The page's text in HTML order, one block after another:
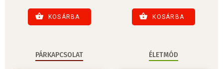
KOSÁRBA KOSÁRBA
PÁRKAPCSOLAT ÉLETMÓD